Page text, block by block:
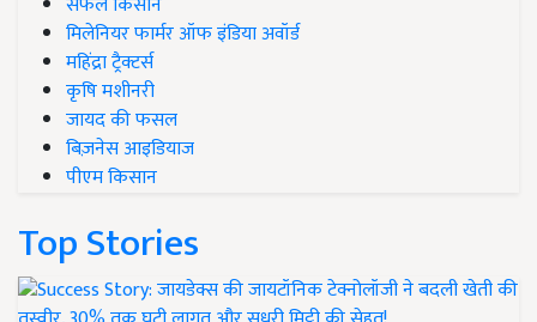
मिलेनियर फार्मर ऑफ इंडिया अवॉर्ड
महिंद्रा ट्रैक्टर्स
कृषि मशीनरी
जायद की फसल
बिज़नेस आइडियाज
पीएम किसान
Top Stories